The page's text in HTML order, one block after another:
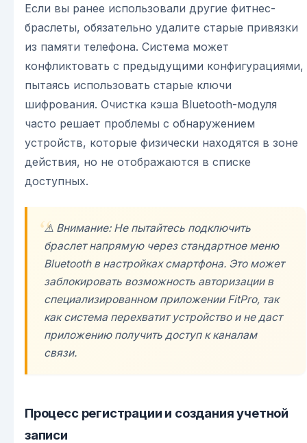
Если вы ранее использовали другие фитнес-
браслеты, обязательно удалите старые привязки
из памяти телефона. Система может
конфликтовать с предыдущими конфигурациями,
пытаясь использовать старые ключи
шифрования. Очистка кэша Bluetooth-модуля
часто решает проблемы с обнаружением
устройств, которые физически находятся в зоне
действия, но не отображаются в списке
доступных.
⚠️ Внимание: Не пытайтесь подключить
браслет напрямую через стандартное меню
Bluetooth в настройках смартфона. Это может
заблокировать возможность авторизации в
специализированном приложении FitPro, так
как система перехватит устройство и не даст
приложению получить доступ к каналам
связи.
Процесс регистрации и создания учетной
записи